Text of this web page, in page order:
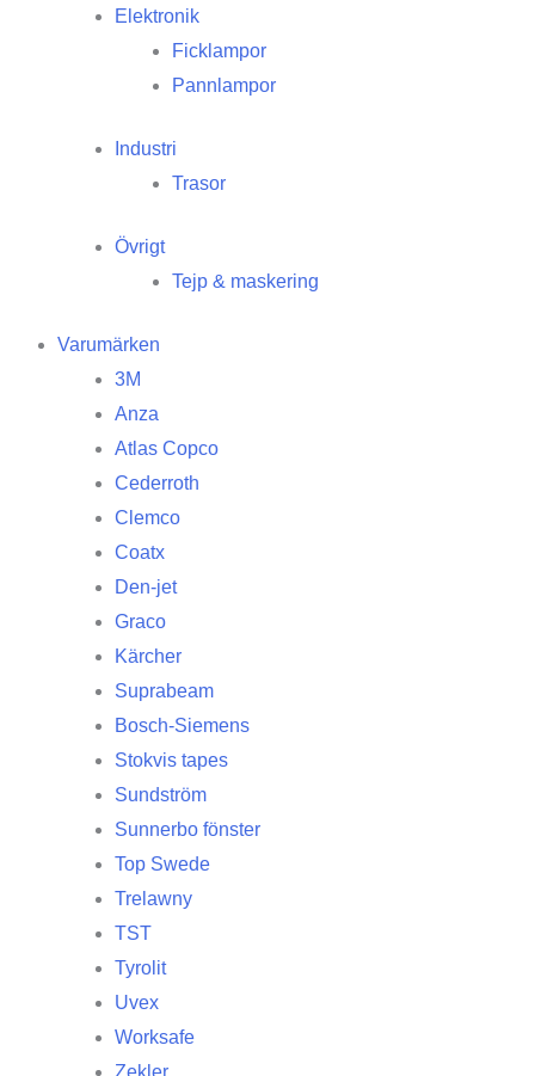
Elektronik
Ficklampor
Pannlampor
Industri
Trasor
Övrigt
Tejp & maskering
Varumärken
3M
Anza
Atlas Copco
Cederroth
Clemco
Coatx
Den-jet
Graco
Kärcher
Suprabeam
Bosch-Siemens
Stokvis tapes
Sundström
Sunnerbo fönster
Top Swede
Trelawny
TST
Tyrolit
Uvex
Worksafe
Zekler